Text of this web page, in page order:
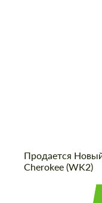
Продается
Cherokee (WK2)